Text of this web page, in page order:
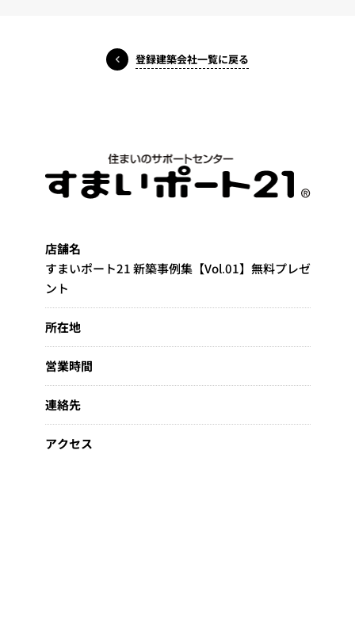
登録建築会社一覧に戻る
店舗名
すまいポート21 新築事例集【Vol.01】無料プレゼ
ント
所在地
営業時間
連絡先
アクセス